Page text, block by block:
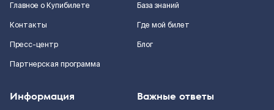
Главное о Купибилете
Контакты
Пресс-центр
Партнерская программа
База знаний
Где мой билет
Блог
Информация Важные ответы